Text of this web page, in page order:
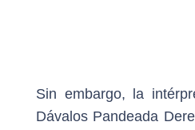
Sin embargo, la
Dávalos Pandeada